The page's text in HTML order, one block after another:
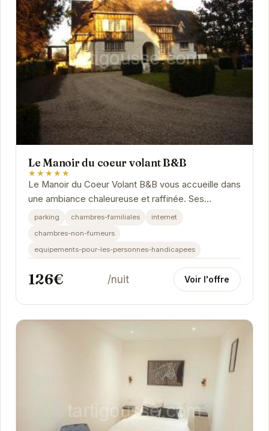
Le Manoir du coeur volant B&B
★★★★★
Le Manoir du Coeur Volant B&B vous accueille dans
une ambiance chaleureuse et raffinée. Ses
chambres élégantes et confortables sont
parking chambres-familiales
internet
chambres-non-fumeurs
equipements-pour-les-personnes-handicapees
126€ /nuit Voir l'offre